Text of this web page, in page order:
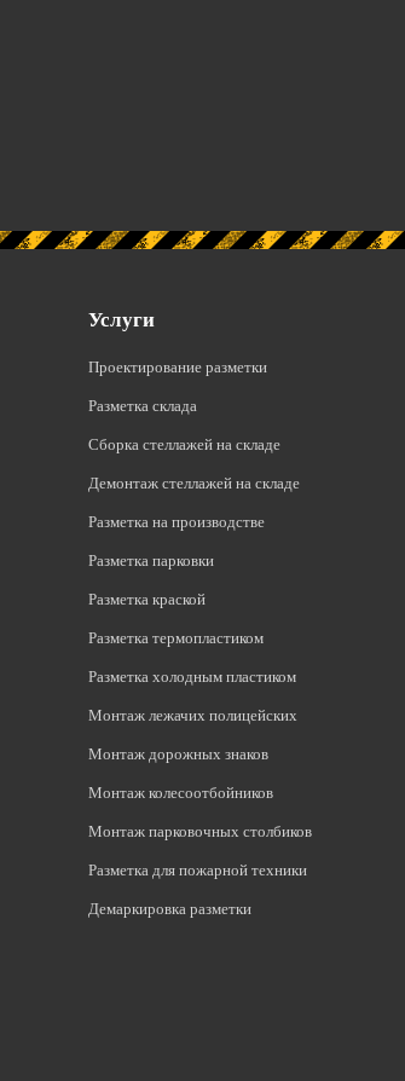
Услуги
Проектирование разметки
Разметка склада
Сборка стеллажей на складе
Демонтаж стеллажей на складе
Разметка на производстве
Разметка парковки
Разметка краской
Разметка термопластиком
Разметка холодным пластиком
Монтаж лежачих полицейских
Монтаж дорожных знаков
Монтаж колесоотбойников
Монтаж парковочных столбиков
Разметка для пожарной техники
Демаркировка разметки